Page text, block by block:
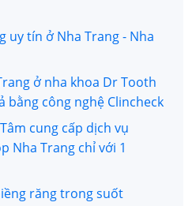
uy tín ở Nha Trang - Nha
ở nha khoa Dr Tooth
bằng công nghệ Clincheck
cung cấp dịch vụ
Nha Trang chỉ với 1
răng trong suốt